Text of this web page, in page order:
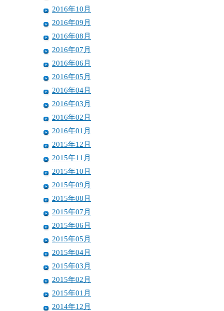
2016年10月
2016年09月
2016年08月
2016年07月
2016年06月
2016年05月
2016年04月
2016年03月
2016年02月
2016年01月
2015年12月
2015年11月
2015年10月
2015年09月
2015年08月
2015年07月
2015年06月
2015年05月
2015年04月
2015年03月
2015年02月
2015年01月
2014年12月